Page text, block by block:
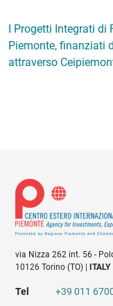
I Progetti Integrati di
Piemonte, finanziati
attraverso
via Nizza 262 int. 56 -
10126 Torino (TO) |
ITALY
Tel
+39 011